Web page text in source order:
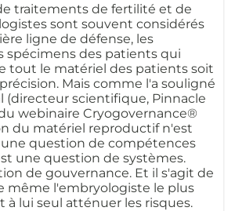
traitements de fertilité et de
sont souvent considérés
ligne de défense, les
spécimens des patients qui
tout le matériel des patients soit
Mais comme l'a souligné
(directeur scientifique, Pinnacle
webinaire Cryogovernance®
du matériel reproductif n'est
question de compétences
une question de systèmes.
de gouvernance. Et il s'agit de
même l'embryologiste le plus
lui seul atténuer les risques.